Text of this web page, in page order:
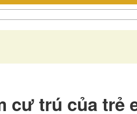
cư trú của trẻ